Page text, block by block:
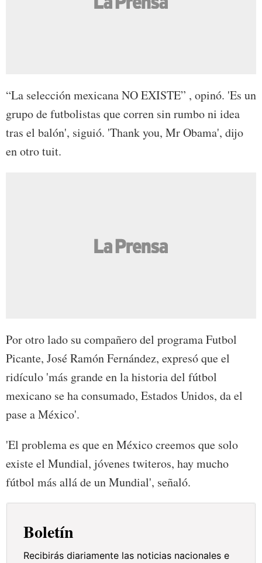
“La selección mexicana NO EXISTE” , opinó. 'Es un
grupo de futbolistas que corren sin rumbo ni idea
tras el balón', siguió. 'Thank you, Mr Obama', dijo
en otro tuit.
Por otro lado su compañero del programa Futbol
Picante, José Ramón Fernández, expresó que el
ridículo 'más grande en la historia del fútbol
mexicano se ha consumado, Estados Unidos, da el
pase a México'.
'El problema es que en México creemos que solo
existe el Mundial, jóvenes twiteros, hay mucho
fútbol más allá de un Mundial', señaló.
Boletín
Recibirás diariamente las noticias nacionales e